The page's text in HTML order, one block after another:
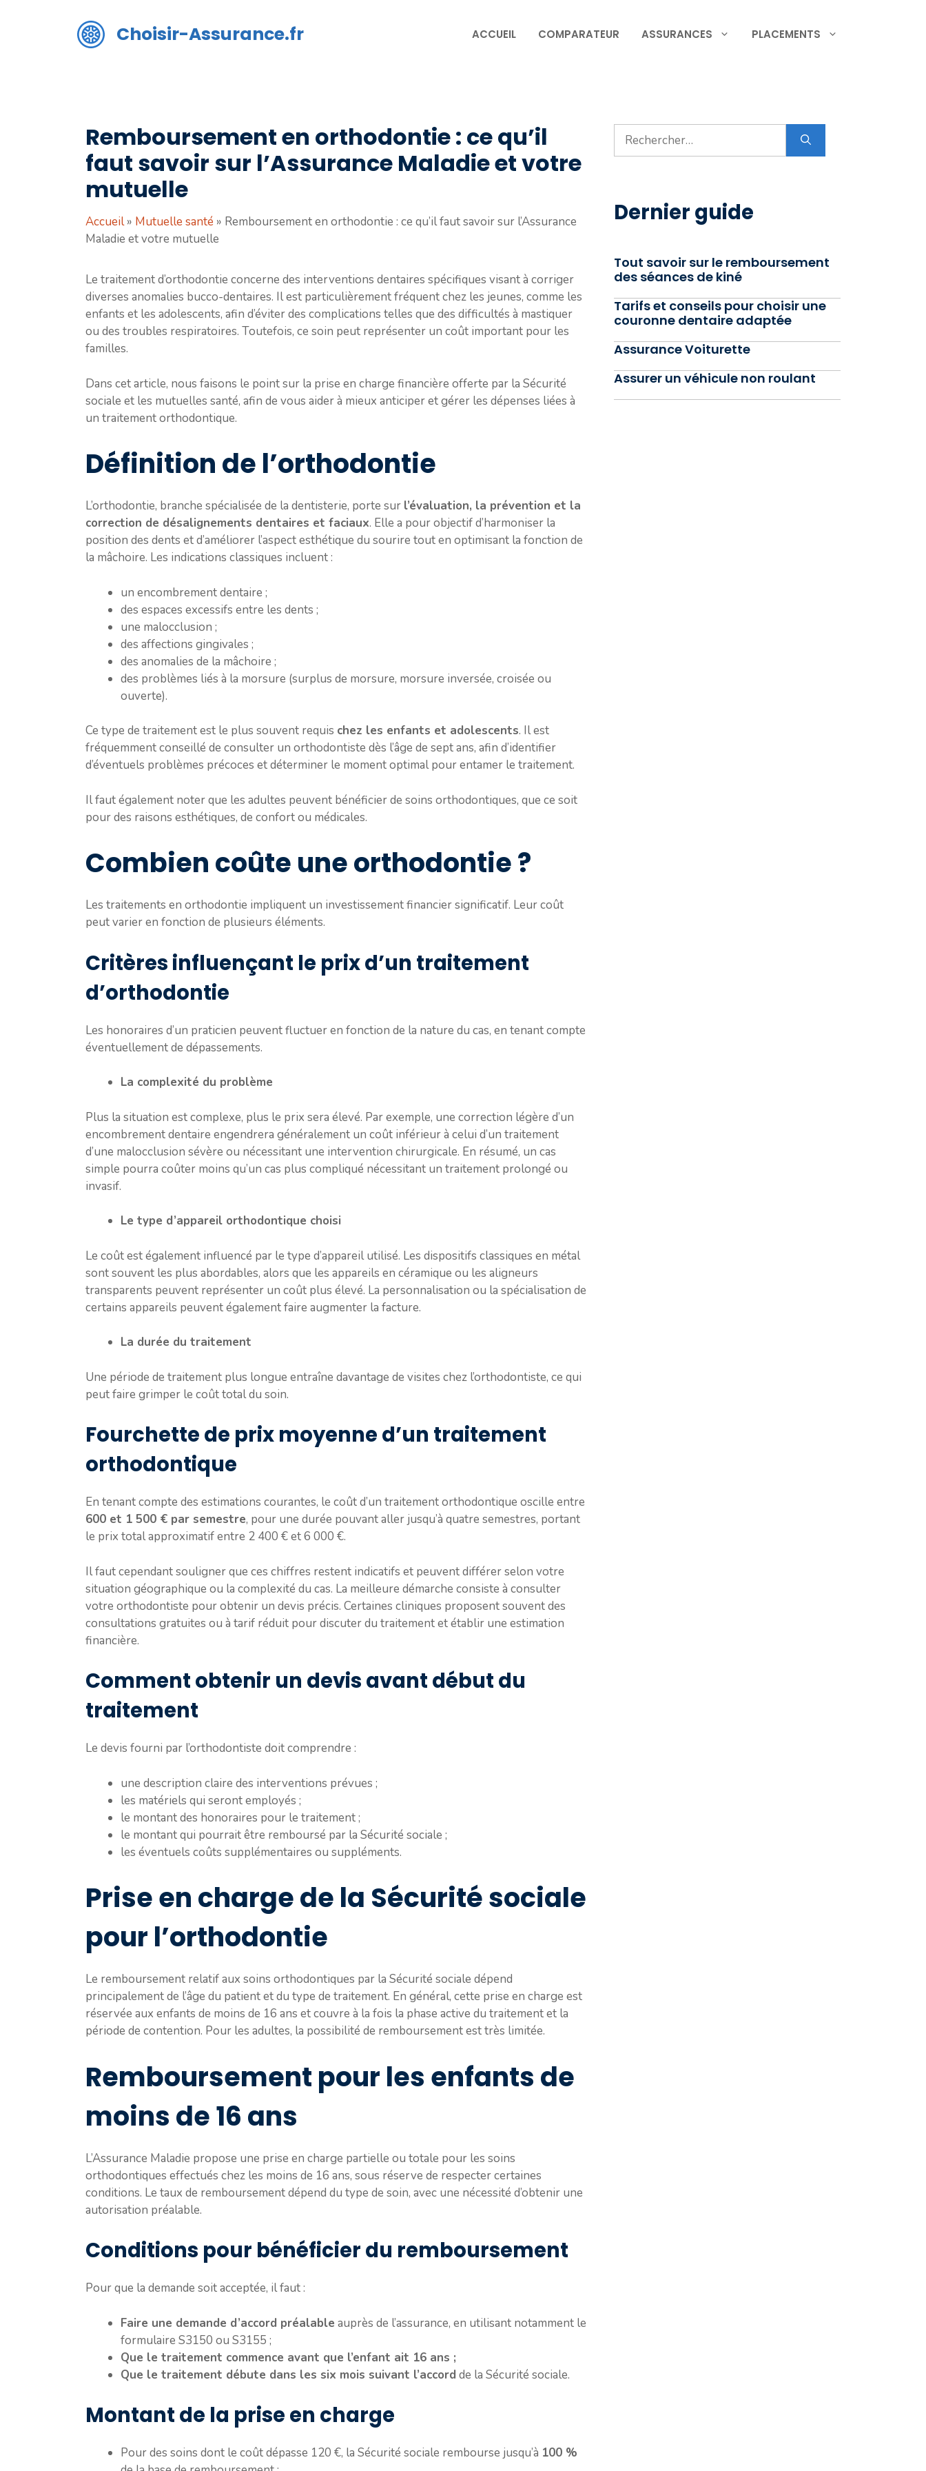
Choisir-Assurance.fr ACCUEIL COMPARATEUR ASSURANCES PLACEMENTS
Remboursement en orthodontie : ce qu’il
faut savoir sur l’Assurance Maladie et votre
mutuelle
Accueil» Mutuelle santé » Remboursement en orthodontie : ce qu’il faut savoir sur l’Assurance
Maladie et votre mutuelle
Le traitement d’orthodontie concerne des interventions dentaires spécifiques visant à corriger
diverses anomalies bucco-dentaires. Il est particulièrement fréquent chez les jeunes, comme les
enfants et les adolescents, afin d’éviter des complications telles que des difficultés à mastiquer
ou des troubles respiratoires. Toutefois, ce soin peut représenter un coût important pour les
familles.
Dans cet article, nous faisons le point sur la prise en charge financière offerte par la Sécurité
sociale et les mutuelles santé, afin de vous aider à mieux anticiper et gérer les dépenses liées à
un traitement orthodontique.
Définition de l’orthodontie
L’orthodontie, branche spécialisée de la dentisterie, porte sur l’évaluation, la prévention et la
correction de désalignements dentaires et faciaux. Elle a pour objectif d’harmoniser la
position des dents et d’améliorer l’aspect esthétique du sourire tout en optimisant la fonction de
la mâchoire. Les indications classiques incluent :
un encombrement dentaire ;
des espaces excessifs entre les dents ;
une malocclusion ;
des affections gingivales ;
des anomalies de la mâchoire ;
des problèmes liés à la morsure (surplus de morsure, morsure inversée, croisée ou
ouverte).
Ce type de traitement est le plus souvent requis chez les enfants et adolescents. Il est
fréquemment conseillé de consulter un orthodontiste dès l’âge de sept ans, afin d’identifier
d’éventuels problèmes précoces et déterminer le moment optimal pour entamer le traitement.
Il faut également noter que les adultes peuvent bénéficier de soins orthodontiques, que ce soit
pour des raisons esthétiques, de confort ou médicales.
Combien coûte une orthodontie ?
Les traitements en orthodontie impliquent un investissement financier significatif. Leur coût
peut varier en fonction de plusieurs éléments.
Critères influençant le prix d’un traitement
d’orthodontie
Les honoraires d’un praticien peuvent fluctuer en fonction de la nature du cas, en tenant compte
éventuellement de dépassements.
La complexité du problème
Plus la situation est complexe, plus le prix sera élevé. Par exemple, une correction légère d’un
encombrement dentaire engendrera généralement un coût inférieur à celui d’un traitement
d’une malocclusion sévère ou nécessitant une intervention chirurgicale. En résumé, un cas
simple pourra coûter moins qu’un cas plus compliqué nécessitant un traitement prolongé ou
invasif.
Le type d’appareil orthodontique choisi
Le coût est également influencé par le type d’appareil utilisé. Les dispositifs classiques en métal
sont souvent les plus abordables, alors que les appareils en céramique ou les aligneurs
transparents peuvent représenter un coût plus élevé. La personnalisation ou la spécialisation de
certains appareils peuvent également faire augmenter la facture.
La durée du traitement
Une période de traitement plus longue entraîne davantage de visites chez l’orthodontiste, ce qui
peut faire grimper le coût total du soin.
Fourchette de prix moyenne d’un traitement
orthodontique
En tenant compte des estimations courantes, le coût d’un traitement orthodontique oscille entre
600 et 1 500 € par semestre, pour une durée pouvant aller jusqu’à quatre semestres, portant
le prix total approximatif entre 2 400 € et 6 000 €.
Il faut cependant souligner que ces chiffres restent indicatifs et peuvent différer selon votre
situation géographique ou la complexité du cas. La meilleure démarche consiste à consulter
votre orthodontiste pour obtenir un devis précis. Certaines cliniques proposent souvent des
consultations gratuites ou à tarif réduit pour discuter du traitement et établir une estimation
financière.
Comment obtenir un devis avant début du
traitement
Le devis fourni par l’orthodontiste doit comprendre :
une description claire des interventions prévues ;
les matériels qui seront employés ;
le montant des honoraires pour le traitement ;
le montant qui pourrait être remboursé par la Sécurité sociale ;
les éventuels coûts supplémentaires ou suppléments.
Prise en charge de la Sécurité sociale
pour l’orthodontie
Le remboursement relatif aux soins orthodontiques par la Sécurité sociale dépend
principalement de l’âge du patient et du type de traitement. En général, cette prise en charge est
réservée aux enfants de moins de 16 ans et couvre à la fois la phase active du traitement et la
période de contention. Pour les adultes, la possibilité de remboursement est très limitée.
Remboursement pour les enfants de
moins de 16 ans
L’Assurance Maladie propose une prise en charge partielle ou totale pour les soins
orthodontiques effectués chez les moins de 16 ans, sous réserve de respecter certaines
conditions. Le taux de remboursement dépend du type de soin, avec une nécessité d’obtenir une
autorisation préalable.
Conditions pour bénéficier du remboursement
Pour que la demande soit acceptée, il faut :
Faire une demande d’accord préalable auprès de l’assurance, en utilisant notamment le
formulaire S3150 ou S3155 ;
Que le traitement commence avant que l’enfant ait 16 ans ;
Que le traitement débute dans les six mois suivant l’accord de la Sécurité sociale.
Montant de la prise en charge
Pour des soins dont le coût dépasse 120 €, la Sécurité sociale rembourse jusqu’à 100 %
Rechercher :
Dernier guide
Tout savoir sur le remboursement
des séances de kiné
Tarifs et conseils pour choisir une
couronne dentaire adaptée
Assurance Voiturette
Assurer un véhicule non roulant